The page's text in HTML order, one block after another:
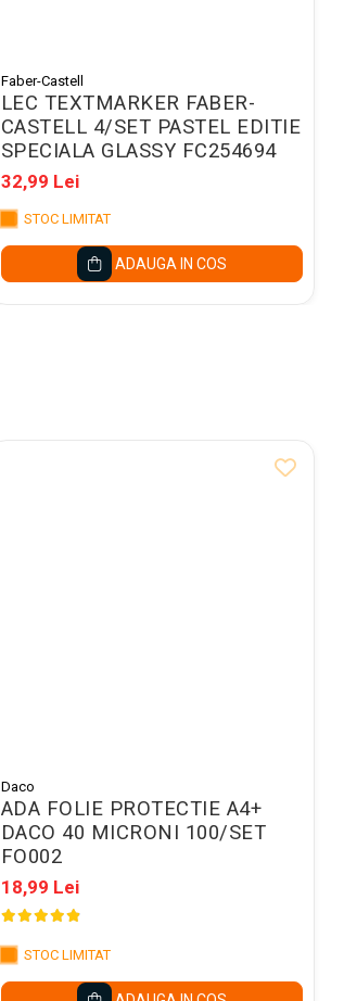
Faber-Castell
LEC TEXTMARKER FABER-
CASTELL 4/SET PASTEL EDITIE
SPECIALA GLASSY FC254694
32,99 Lei
STOC LIMITAT
ADAUGA IN COS
Daco
ADA FOLIE PROTECTIE A4+
DACO 40 MICRONI 100/SET
FO002
18,99 Lei
STOC LIMITAT